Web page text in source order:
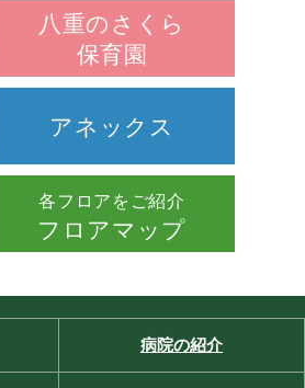
八重のさくら
保育園
アネックス
各フロアをご紹介
フロアマップ
病院の紹介